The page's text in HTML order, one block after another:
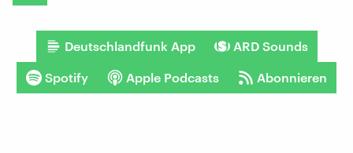
Deutschlandfunk App ARD Sounds
Spotify Apple Podcasts Abonnieren